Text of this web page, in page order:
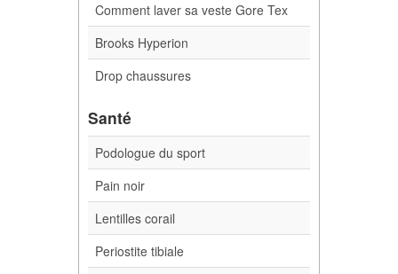
Comment laver sa veste Gore Tex
Brooks Hyperion
Drop chaussures
Santé
Podologue du sport
Pain noir
Lentilles corail
Periostite tibiale